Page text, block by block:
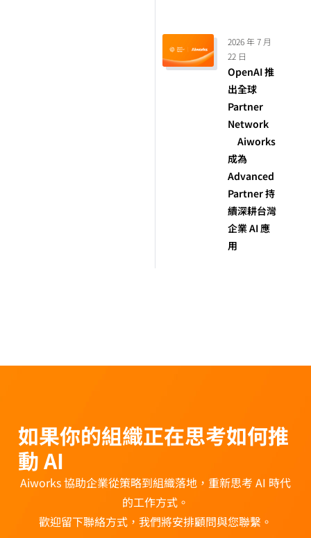
2026 年 7 月
22 日
OpenAI 推
出全球
Partner
Network
Aiworks
成為
Advanced
Partner 持
續深耕台灣
企業 AI 應
用
如果你的組織正在思考如何推
動 AI
Aiworks 協助企業從策略到組織落地，重新思考 AI 時代
的工作方式。
歡迎留下聯絡方式，我們將安排顧問與您聯繫。